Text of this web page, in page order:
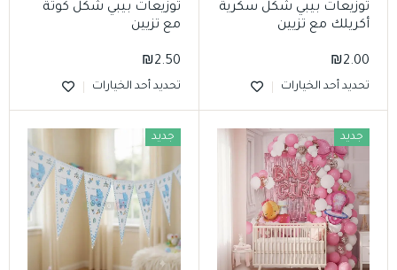
توزيعات بيبي شكل سكرية
أكريلك مع تزيين
₪2.00
تحديد أحد الخيارات
توزيعات بيبي شكل كوتة
مع تزيين
₪2.50
تحديد أحد الخيارات
جديد جديد